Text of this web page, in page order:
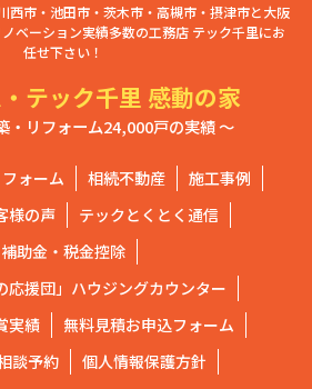
西市・池田市・茨木市・高槻市・摂津市と大阪
ベーション実績多数の工務店 テック千里にお
任せ下さい！
テック千里 感動の家
・リフォーム24,000戸の実績 ～
フォーム 相続不動産
施工事例
様の声
テックとくとく通信
補助金・税金控除
応援団」ハウジングカウンター
実績
無料見積お申込フォーム
談予約
個人情報保護方針